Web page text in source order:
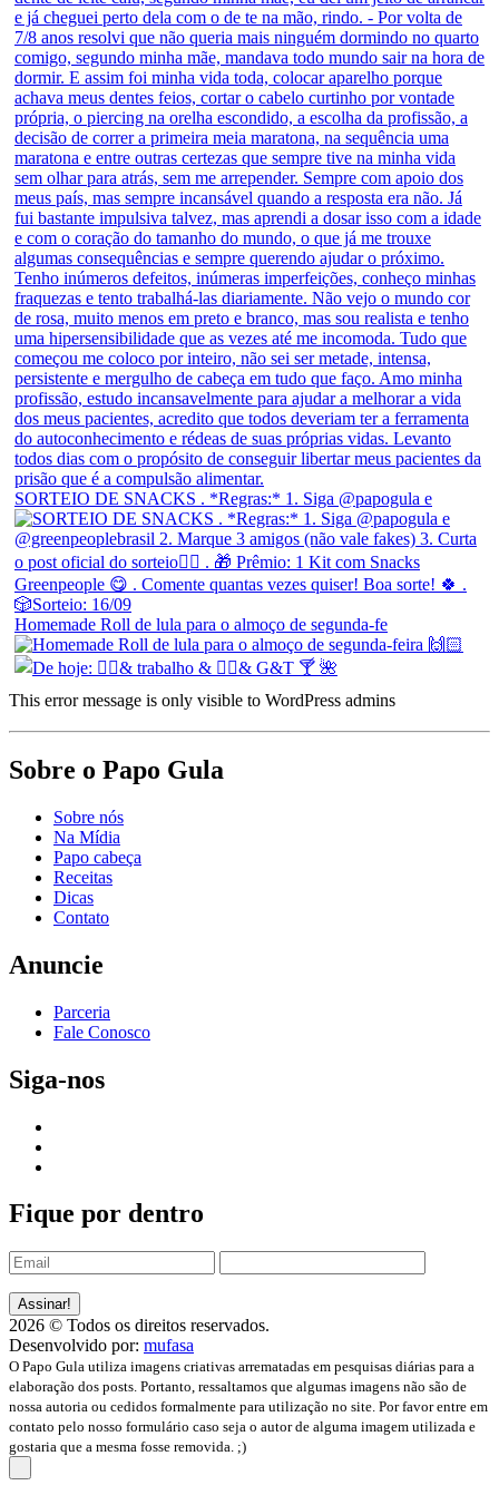
SORTEIO DE SNACKS . *Regras:* 1. Siga @papogula e
Homemade Roll de lula para o almoço de segunda-fe
This error message is only visible to WordPress admins
Sobre o Papo Gula
Sobre nós
Na Mídia
Papo cabeça
Receitas
Dicas
Contato
Anuncie
Parceria
Fale Conosco
Siga-nos
Fique por dentro
2026 © Todos os direitos reservados.
Desenvolvido por: mufasa
O Papo Gula utiliza imagens criativas arrematadas em pesquisas diárias para a
elaboração dos posts. Portanto, ressaltamos que algumas imagens não são de
nossa autoria ou cedidos formalmente para utilização no site. Por favor entre em
contato pelo nosso formulário caso seja o autor de alguma imagem utilizada e
gostaria que a mesma fosse removida. ;)